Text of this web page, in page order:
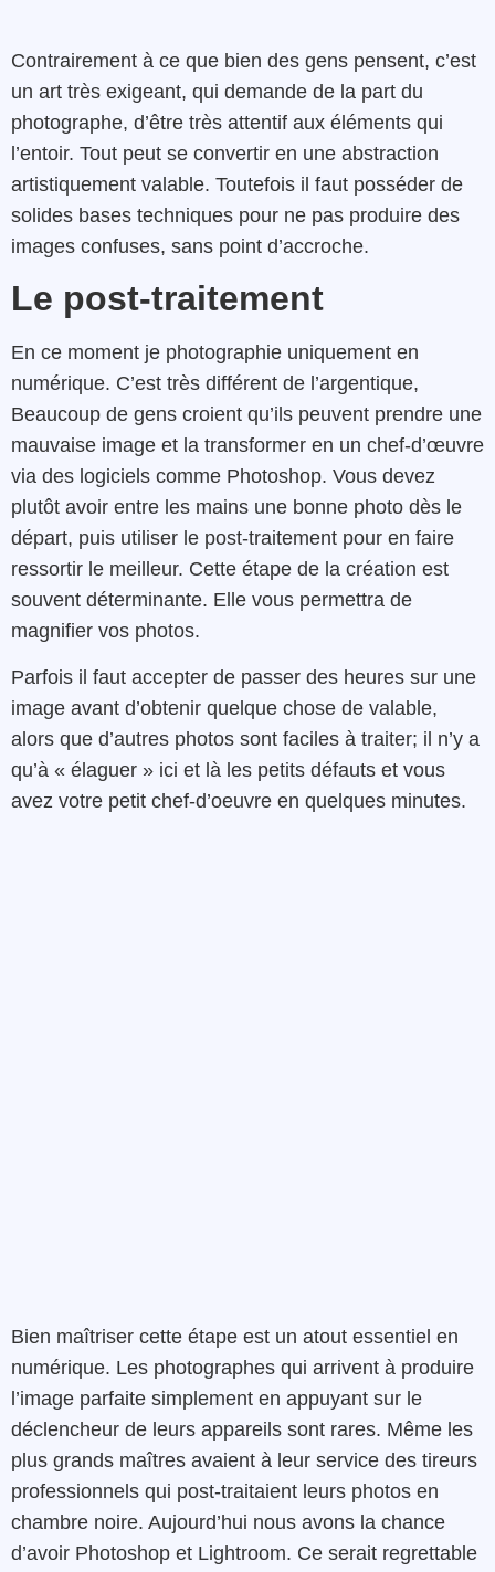
Contrairement à ce que bien des gens pensent, c’est
un art très exigeant, qui demande de la part du
photographe, d’être très attentif aux éléments qui
l’entoir. Tout peut se convertir en une abstraction
artistiquement valable. Toutefois il faut posséder de
solides bases techniques pour ne pas produire des
images confuses, sans point d’accroche.
Le post-traitement
En ce moment je photographie uniquement en
numérique. C’est très différent de l’argentique,
Beaucoup de gens croient qu’ils peuvent prendre une
mauvaise image et la transformer en un chef-d’œuvre
via des logiciels comme Photoshop. Vous devez
plutôt avoir entre les mains une bonne photo dès le
départ, puis utiliser le post-traitement pour en faire
ressortir le meilleur. Cette étape de la création est
souvent déterminante. Elle vous permettra de
magnifier vos photos.
Parfois il faut accepter de passer des heures sur une
image avant d’obtenir quelque chose de valable,
alors que d’autres photos sont faciles à traiter; il n’y a
qu’à « élaguer » ici et là les petits défauts et vous
avez votre petit chef-d’oeuvre en quelques minutes.
Bien maîtriser cette étape est un atout essentiel en
numérique. Les photographes qui arrivent à produire
l’image parfaite simplement en appuyant sur le
déclencheur de leurs appareils sont rares. Même les
plus grands maîtres avaient à leur service des tireurs
professionnels qui post-traitaient leurs photos en
chambre noire. Aujourd’hui nous avons la chance
d’avoir Photoshop et Lightroom. Ce serait regrettable